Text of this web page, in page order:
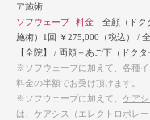
ア施術
ソフウェーブ
料金 全顔（ドク
施術）1回 ￥275,000（税込） /
【全院】
/ 両頬＋あご下（ドク
※ソフウェーブに加えて、各種
料金の半額でお受け頂けます。
※ソフウェーブに加えて、 ケア
は、 ケアシス（エレクトロポレー